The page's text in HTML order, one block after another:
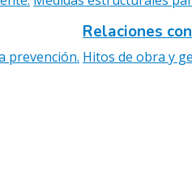
prevención.
Relaciones
Hitos de obra y